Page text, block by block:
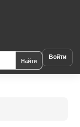
Найти Войти